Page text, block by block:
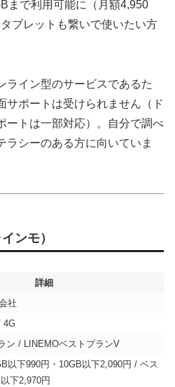
まで利用可能に（月額4,950
ブレットも繋いで使いたい方
ライン型のサービスであるた
サポートは受けられません（ド
ートは一部対応）。自分で調べ
ラシーのある方に向いていま
ンモ）
詳細
社
4G
ン / LINEMOベストプランV
以下990円・10GB以下2,090円 / ベス
下2,970円